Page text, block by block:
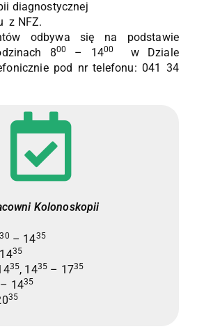
diagnostycznej
z NFZ.
odbywa się na podstawie
800 – 1400
w Dziale
pod nr telefonu: 041 34
Kolonoskopii
30 – 1435
35
35, 1435 – 1735
– 1435
35